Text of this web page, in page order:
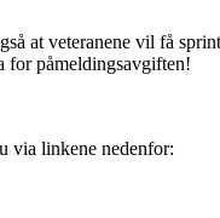
at veteranene vil få
for påmeldingsavgiften!
via linkene nedenfor: